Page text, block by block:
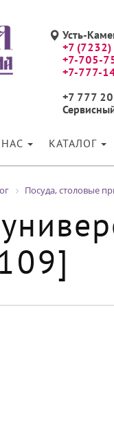
Усть-
+7
+7-705-
+7-777-
+7 777
КАТАЛОГ
Посуда, столовые